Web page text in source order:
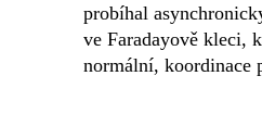
probíhal
ve Faradayově kleci,
normální, koordinace